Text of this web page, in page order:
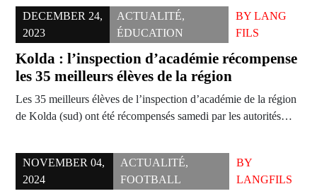
DECEMBER 24,
2023
ACTUALITÉ,
ÉDUCATION
BYLANG
FILS
Kolda : l’inspection d’académie récompense
les 35 meilleurs élèves de la région
Les 35 meilleurs élèves de l’inspection d’académie de la région
de Kolda (sud) ont été récompensés samedi par les autorités…
NOVEMBER 04,
2024
ACTUALITÉ,
FOOTBALL
BY
LANGFILS